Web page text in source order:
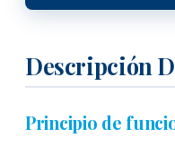
Descripción
Principio de